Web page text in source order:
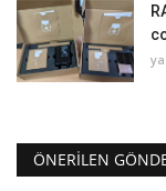
ÖNERILEN